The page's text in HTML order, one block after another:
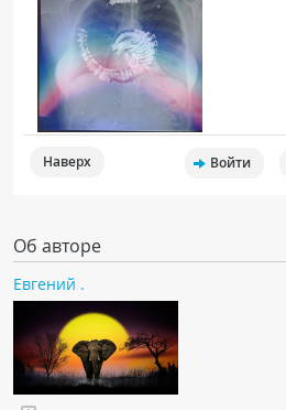
Наверх Войти
Об авторе
Евгений .